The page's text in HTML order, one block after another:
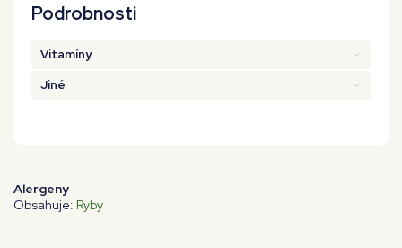
Podrobnosti
Vitamíny
Jiné
Alergeny
Obsahuje: Ryby